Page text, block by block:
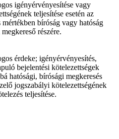
igényérvényesítése vagy
teljesítése esetén az
mértékben bíróság vagy hatóság
részére.
érdeke; igényérvényesítés,
bejelentési kötelezettségek
hatósági, bírósági megkeresés
jogszabályi kötelezettségének
teljesítése.